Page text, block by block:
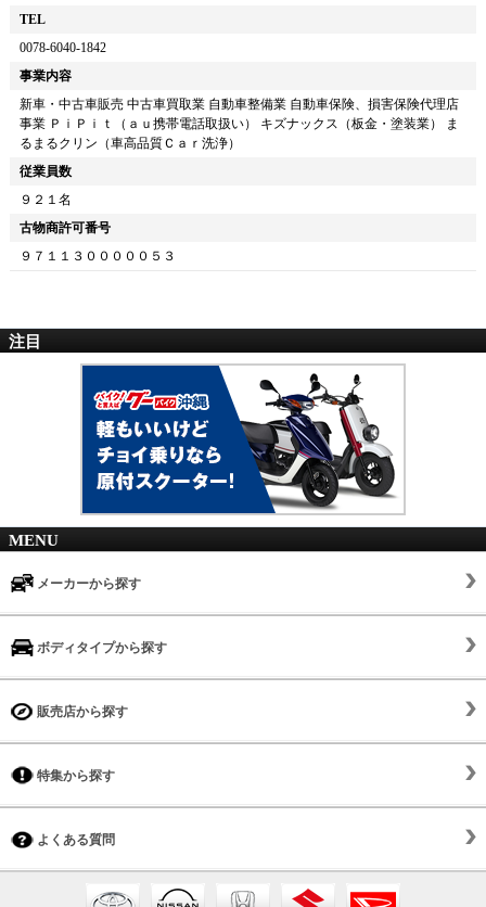
TEL
0078-6040-1842
事業内容
新車・中古車販売 中古車買取業 自動車整備業 自動車保険、損害保険代理店
事業 ＰｉＰｉｔ（ａｕ携帯電話取扱い） キズナックス（板金・塗装業） ま
るまるクリン（車高品質Ｃａｒ洗浄）
従業員数
９２１名
古物商許可番号
９７１１３０００００５３
注目
MENU
メーカーから探す
ボディタイプから探す
販売店から探す
特集から探す
よくある質問